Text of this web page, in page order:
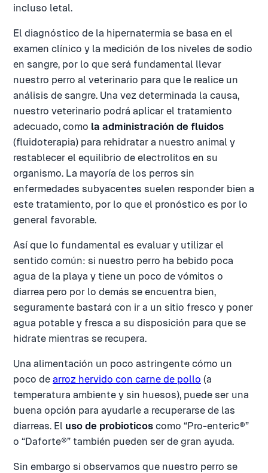
incluso letal.
El diagnóstico de la hipernatermia se basa en el
examen clínico y la medición de los niveles de sodio
en sangre, por lo que será fundamental llevar
nuestro perro al veterinario para que le realice un
análisis de sangre. Una vez determinada la causa,
nuestro veterinario podrá aplicar el tratamiento
adecuado, como la administración de fluidos
(fluidoterapia) para rehidratar a nuestro animal y
restablecer el equilibrio de electrolitos en su
organismo. La mayoría de los perros sin
enfermedades subyacentes suelen responder bien a
este tratamiento, por lo que el pronóstico es por lo
general favorable.
Así que lo fundamental es evaluar y utilizar el
sentido común: si nuestro perro ha bebido poca
agua de la playa y tiene un poco de vómitos o
diarrea pero por lo demás se encuentra bien,
seguramente bastará con ir a un sitio fresco y poner
agua potable y fresca a su disposición para que se
hidrate mientras se recupera.
Una alimentación un poco astringente cómo un
poco de arroz hervido con carne de pollo (a
temperatura ambiente y sin huesos), puede ser una
buena opción para ayudarle a recuperarse de las
diarreas. El uso de probioticos como “Pro-enteric®”
o “Daforte®” también pueden ser de gran ayuda.
Sin embargo si observamos que nuestro perro se